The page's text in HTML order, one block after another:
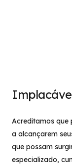
Acreditamos que
a alcançarem
que possam
especializado,